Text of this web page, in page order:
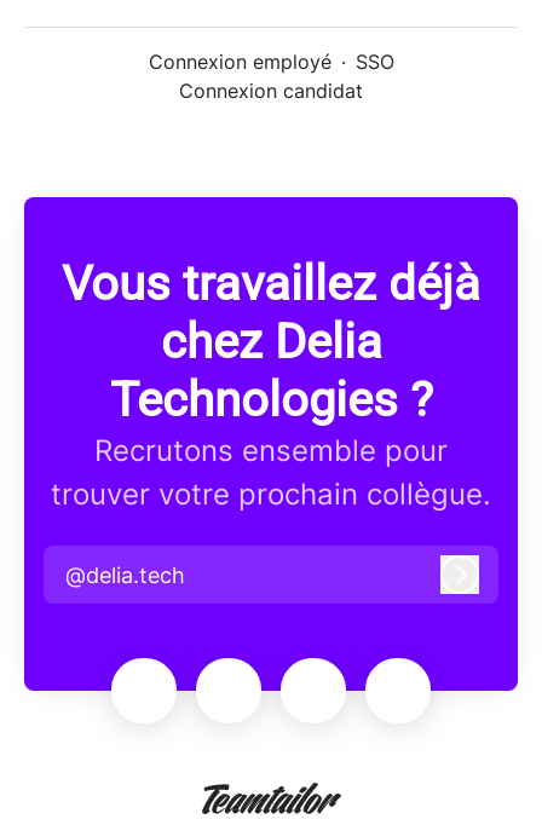
Connexion employé · SSO
Connexion candidat
Vous travaillez déjà
chez Delia
Technologies ?
Recrutons ensemble pour
trouver votre prochain collègue.
@delia.tech